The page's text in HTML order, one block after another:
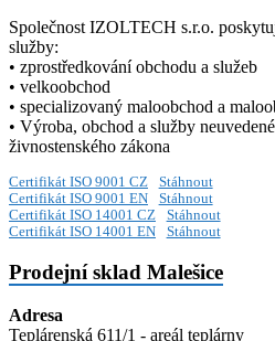
Společnost IZOLTECH s.r.o.
služby:
• zprostředkování obchodu a služeb
• velkoobchod
• specializovaný maloobchod a
• Výroba, obchod a služby
živnostenského zákona
Certifikát ISO 9001 CZ
Stáhnout
Certifikát ISO 9001 EN
Stáhnout
Certifikát ISO 14001 CZ
Stáhnout
Certifikát ISO 14001 EN
Stáhnout
Prodejní sklad Malešice
Adresa
Teplárenská 611/1 - areál teplárny